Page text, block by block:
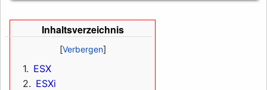
Inhaltsverzeichnis
1
ESX
2
ESXi